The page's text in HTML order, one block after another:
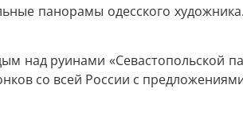
панорамы одесского
над руинами «Севастопольской
со всей России с